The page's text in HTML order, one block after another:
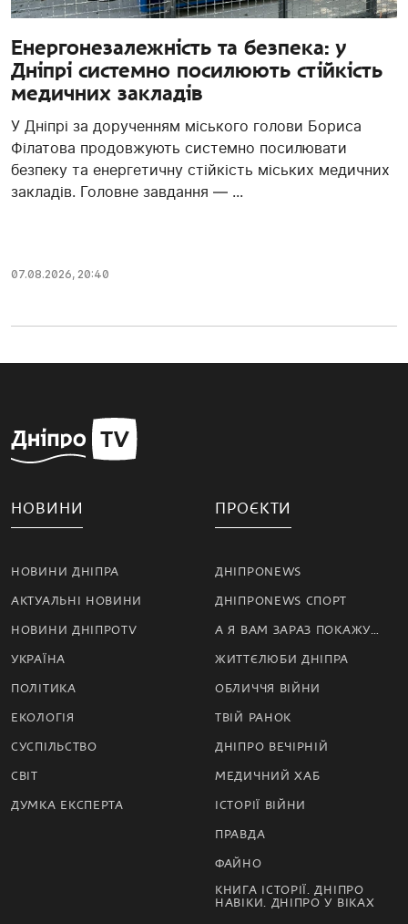
Енергонезалежність та безпека: у
Дніпрі системно посилюють стійкість
медичних закладів
У Дніпрі за дорученням міського голови Бориса
Філатова продовжують системно посилювати
безпеку та енергетичну стійкість міських медичних
закладів. Головне завдання — ...
07.08.2026, 20:40
НОВИНИ
НОВИНИ ДНІПРА
АКТУАЛЬНІ НОВИНИ
НОВИНИ ДНІПРОTV
УКРАЇНА
ПОЛІТИКА
ЕКОЛОГІЯ
СУСПІЛЬСТВО
СВІТ
ДУМКА ЕКСПЕРТА
ПРОЄКТИ
ДНІПРОNEWS
ДНІПРОNEWS СПОРТ
А Я ВАМ ЗАРАЗ ПОКАЖУ…
ЖИТТЄЛЮБИ ДНІПРА
ОБЛИЧЧЯ ВІЙНИ
ТВІЙ РАНОК
ДНІПРО ВЕЧІРНІЙ
МЕДИЧНИЙ ХАБ
ІСТОРІЇ ВІЙНИ
ПРАВДА
ФАЙНО
КНИГА ІСТОРІЇ. ДНІПРО
НАВІКИ. ДНІПРО У ВІКАХ